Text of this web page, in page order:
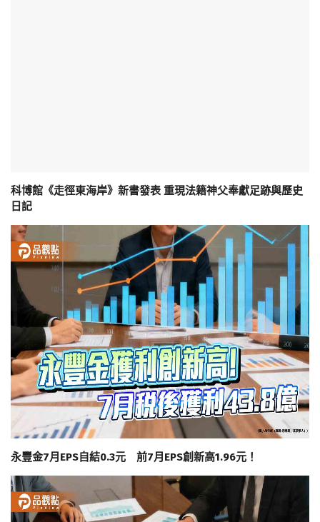
科博館《走徑東海岸》新書發表 重現法籍神父奉獻足跡與歷史
日記
永豐金7月EPS自結0.3元 前7月EPS創新高1.96元！